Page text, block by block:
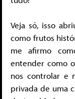
Veja só, isso
como frutos
me afirmo
entender como
nos controlar e
privada de uma